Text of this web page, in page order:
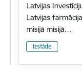
Latvijas
Latvijas
misijā misijā…
Izstāde